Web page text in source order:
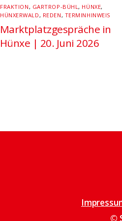
FRAKTION, GARTROP-BÜHL, HÜNXE,
HÜNXERWALD, REDEN, TERMINHINWEIS
Marktplatzgespräche in
Hünxe | 20. Juni 2026
©